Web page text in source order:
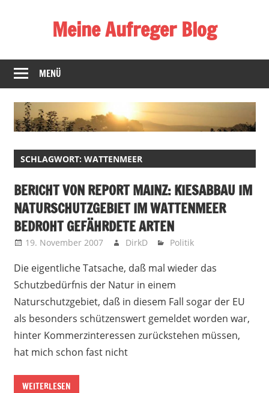
Meine Aufreger Blog
mich
positiv
negativ
aufregt
mir
MENÜ
SCHLAGWORT: WATTENMEER
BERICHT VON REPORT MAINZ: KIESABBAU IM
NATURSCHUTZGEBIET IM WATTENMEER
BEDROHT GEFÄHRDETE ARTEN
19. November 2007 DirkD Politik
Die eigentliche Tatsache, daß mal wieder das
Schutzbedürfnis der Natur in einem
Naturschutzgebiet, daß in diesem Fall sogar der EU
als besonders schützenswert gemeldet worden war,
hinter Kommerzinteressen zurückstehen müssen,
hat mich schon fast nicht
WEITERLESEN